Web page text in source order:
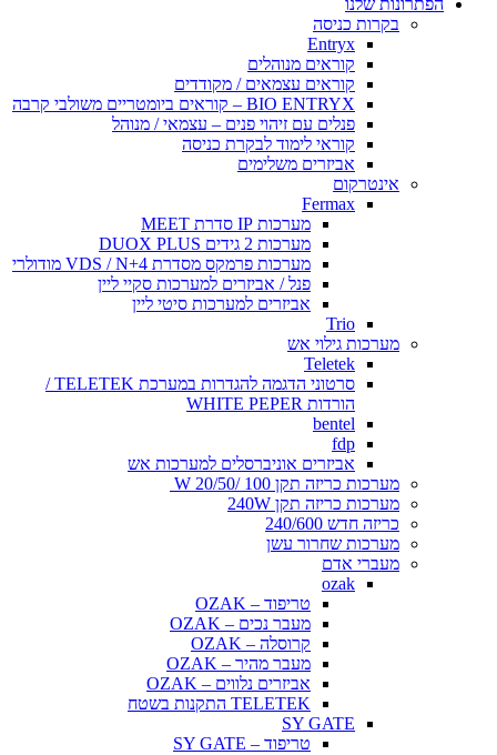
הפתרונות שלנו
בקרות כניסה
Entryx
קוראים מנוהלים
קוראים עצמאים / מקודדים
BIO ENTRYX – קוראים ביומטריים משולבי קרבה
פנלים עם זיהוי פנים – עצמאי / מנוהל
קוראי לימוד לבקרת כניסה
אביזרים משלימים
אינטרקום
Fermax
מערכות IP סדרת MEET
מערכות 2 גידים DUOX PLUS
מערכות פרמקס מסדרת VDS / N+4 מודולרי
פנל / אביזרים למערכות סקיי ליין
אביזרים למערכות סיטי ליין
Trio
מערכות גילוי אש
Teletek
סרטוני הדגמה להגדרות במערכת TELETEK /
הורדות WHITE PEPER
bentel
fdp
אביזרים אוניברסלים למערכות אש
מערכות כריזה תקן 100 /20/50 W
מערכות כריזה תקן 240W
כריזה חדש 240/600
מערכות שחרור עשן
מעברי אדם
ozak
טריפוד – OZAK
מעבר נכים – OZAK
קרוסלה – OZAK
מעבר מהיר – OZAK
אביזרים נלווים – OZAK
TELETEK התקנות בשטח
SY GATE
טריפוד – SY GATE